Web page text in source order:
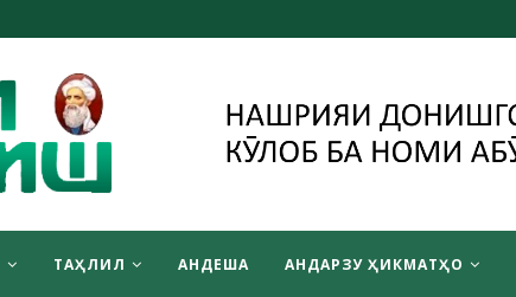
ТАҲЛИЛ АНДЕША АНДАРЗУ ҲИКМАТҲО